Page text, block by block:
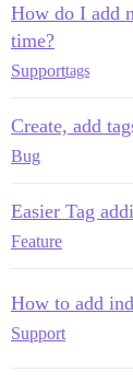
How do I add
time?
Supporttags
Create, add
Bug
Easier Tag
Feature
How to add
Support